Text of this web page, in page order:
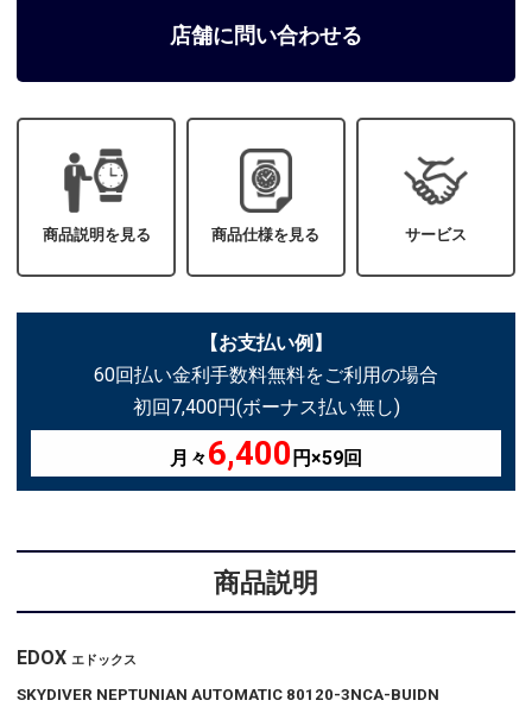
店舗に問い合わせる
商品説明を見る 商品仕様を見る サービス
【お支払い例】
60回払い金利手数料無料をご利用の場合
初回7,400円(ボーナス払い無し)
月々6,400 円×59回
商品説明
EDOX エドックス
SKYDIVER NEPTUNIAN AUTOMATIC 80120-3NCA-BUIDN